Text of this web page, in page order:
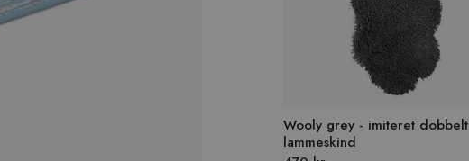
Wooly grey - imiteret dobbelt
lammeskind